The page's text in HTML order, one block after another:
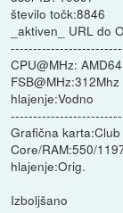
število točk:8846
_aktiven_ URL do
CPU@MHz:
FSB@MHz:312Mhz
hlajenje:Vodno
Grafična
Core/RAM:550/
hlajenje:Orig.
Izboljšano